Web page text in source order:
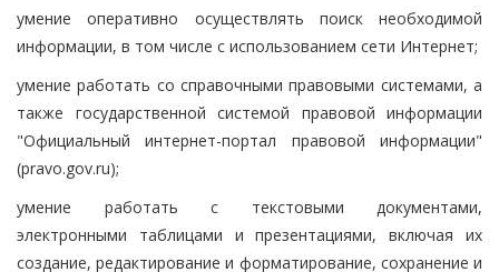
умение оперативно осуществлять поиск необходимой
информации, в том числе с использованием сети Интернет;
умение работать со справочными правовыми системами, а
также государственной системой правовой информации
"Официальный интернет-портал правовой информации"
(pravo.gov.ru);
умение работать с текстовыми документами,
электронными таблицами и презентациями, включая их
создание, редактирование и форматирование, сохранение и